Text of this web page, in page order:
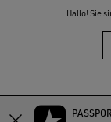
Hallo! Sie
Zum
Zum